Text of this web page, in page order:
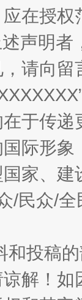
规模
在授
声明
请向
于传
际形
家、
/民众/
和投稿
解！